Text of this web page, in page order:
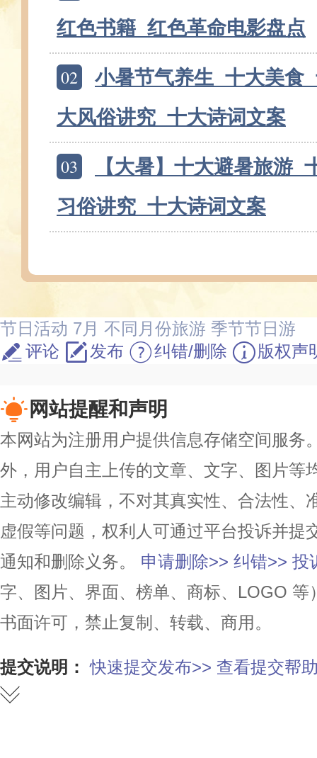
红色书籍_红色革命电影盘点
02
小暑节气养生_十大美食
大风俗讲究_十大诗词文案
03
【大暑】十大避暑旅游
习俗讲究_十大诗词文案
节日活动 7月 不同月份旅游 季节节日游
评论
发布 纠错/删除 版权声
网站提醒和声明
本网站为注册用户提供信息存储空间服务
外，用户自主上传的文章、文字、图片等
主动修改编辑，不对其真实性、合法性、
虚假等问题，权利人可通过平台投诉并提
通知和删除义务。
申请删除>> 纠错>> 投
字、图片、界面、榜单、商标、LOGO
书面许可，禁止复制、转载、商用。
提交说明： 快速提交发布>> 查看提交帮